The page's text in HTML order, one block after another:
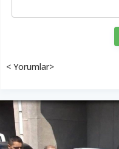
< Yorumlar>